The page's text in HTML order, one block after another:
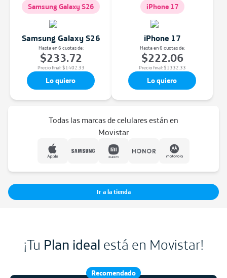
Samsung Galaxy S26
Samsung Galaxy S26
Hasta en 6 cuotas de:
$233.72
Precio final:$1402.33
Lo quiero
iPhone 17
iPhone 17
Hasta en 6 cuotas de:
$222.06
Precio final:$1332.33
Lo quiero
Todas las marcas de celulares están en
Movistar
Ir a la tienda
¡Tu Plan ideal está en Movistar!
Recomendado